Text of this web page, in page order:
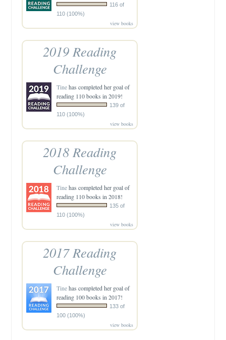
116 of
110 (100%)
view books
2019 Reading
Challenge
Tinehas completed her goal of
reading 110 books in 2019!
139 of
110 (100%)
view books
2018 Reading
Challenge
Tinehas completed her goal of
reading 110 books in 2018!
135 of
110 (100%)
view books
2017 Reading
Challenge
Tinehas completed her goal of
reading 100 books in 2017!
133 of
100 (100%)
view books